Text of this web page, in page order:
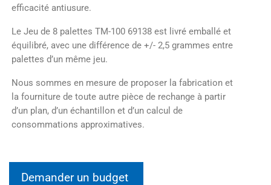
efficacité antiusure.
Le Jeu de 8 palettes TM-100 69138 est livré emballé et
équilibré, avec une différence de +/- 2,5 grammes entre
palettes d’un même jeu.
Nous sommes en mesure de proposer la fabrication et
la fourniture de toute autre pièce de rechange à partir
d’un plan, d’un échantillon et d’un calcul de
consommations approximatives.
Demander un budget